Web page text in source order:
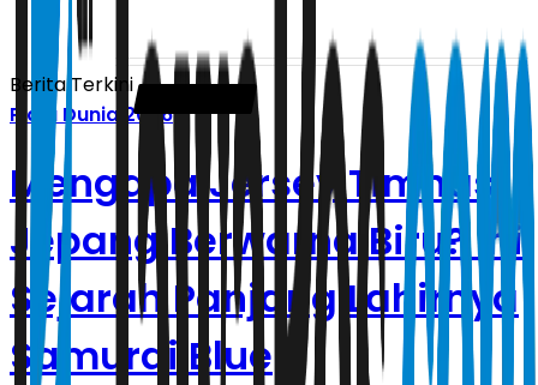
Berita Terkini
Piala Dunia 2026
Mengapa Jersey Timnas
Jepang Berwarna Biru? Ini
Sejarah Panjang Lahirnya
Samurai Blue